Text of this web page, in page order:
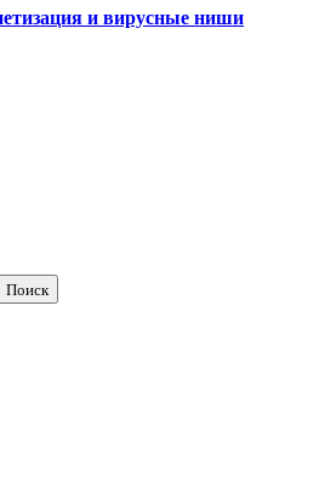
и вирусные ниши